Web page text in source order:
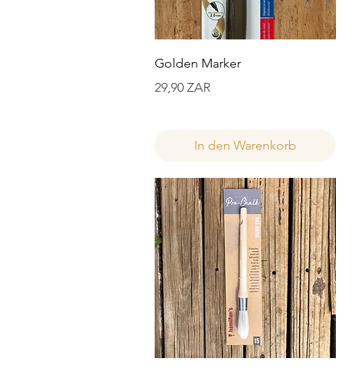
Schnellansicht
Golden Marker
Preis
29,90 ZAR
In den Warenkorb